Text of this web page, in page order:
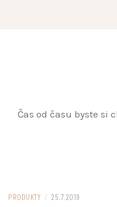
Čas od času byste si
PRODUKTY / 25.7.2019